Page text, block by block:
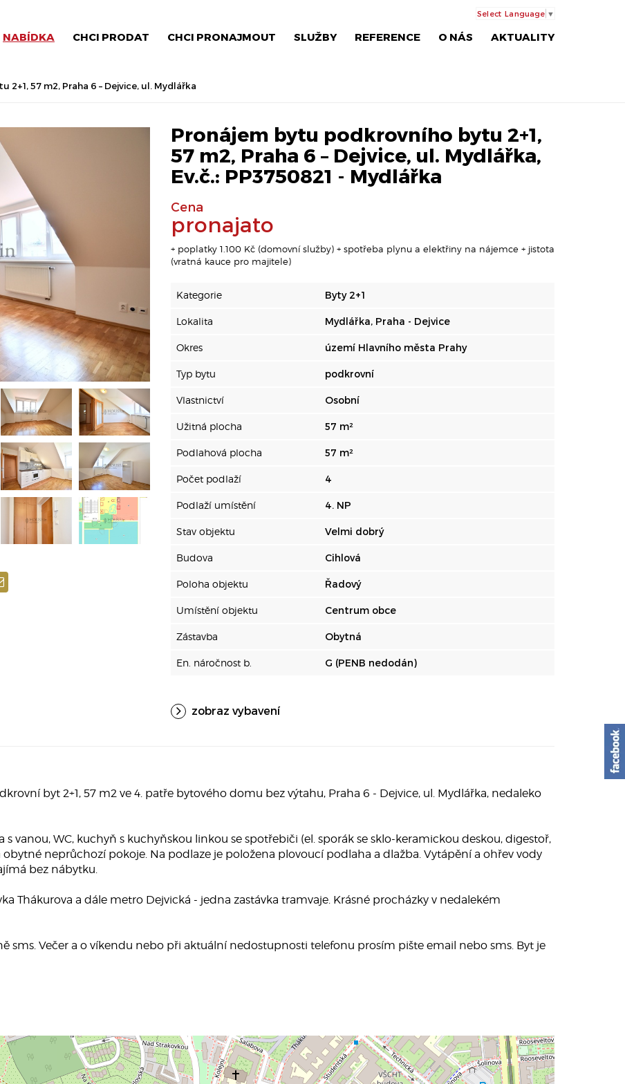
NABÍDKA CHCI PRODAT CHCI PRONAJMOUT SLUŽBY REFERENCE O NÁS AKTUALITY
Select Language ▼
57 m2, Praha 6 – Dejvice, ul. Mydlářka
Pronájem bytu podkrovního bytu 2+1,
57 m2, Praha 6 – Dejvice, ul. Mydlářka,
Ev.č.: PP3750821 - Mydlářka
Cena
pronajato
+ poplatky 1.100 Kč (domovní služby) + spotřeba plynu a elektřiny na nájemce + jistota
(vratná kauce pro majitele)
Kategorie Byty 2+1
Lokalita Mydlářka, Praha - Dejvice
Okres území Hlavního města Prahy
Typ bytu podkrovní
Vlastnictví Osobní
Užitná plocha 57 m²
Podlahová plocha 57 m²
Počet podlaží 4
Podlaží umístění 4. NP
Stav objektu Velmi dobrý
Budova Cihlová
Poloha objektu Řadový
Umístění objektu Centrum obce
Zástavba Obytná
En. náročnost b. G (PENB nedodán)
zobraz vybavení
byt 2+1, 57 m2 ve 4. patře bytového domu bez výtahu, Praha 6 - Dejvice, ul. Mydlářka, nedaleko
vanou, WC, kuchyň s kuchyňskou linkou se spotřebiči (el. sporák se sklo-keramickou deskou, digestoř,
neprůchozí pokoje. Na podlaze je položena plovoucí podlaha a dlažba. Vytápění a ohřev vody
bez nábytku.
Thákurova a dále metro Dejvická - jedna zastávka tramvaje. Krásné procházky v nedalekém
sms. Večer a o víkendu nebo při aktuální nedostupnosti telefonu prosím pište email nebo sms. Byt je